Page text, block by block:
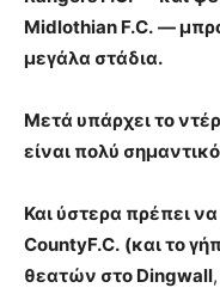
Midlothian F.C. —
μεγάλα στάδια.
Μετά υπάρχει το
είναι πολύ
Και ύστερα πρέπει
CountyF.C. (και το
θεατών στο Dingwall,